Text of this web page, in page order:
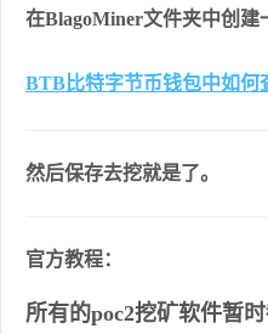
在BlagoMiner文件夹中创建
BTB比特字节币钱包中如何
然后保存去挖就是了。
官方教程：
所有的poc2挖矿软件暂